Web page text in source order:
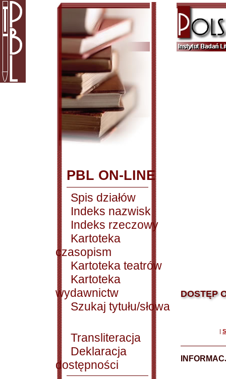
PBL ON-LINE
Spis działów
Indeks nazwisk
Indeks rzeczowy
Kartoteka
czasopism
Kartoteka teatrów
Kartoteka
wydawnictw
Szukaj tytułu/słowa
Transliteracja
Deklaracja
dostępności
DOSTĘP
|